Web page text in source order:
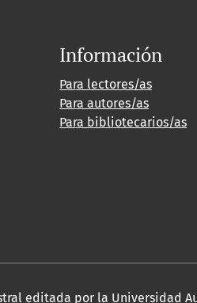
Información
Para lectores/as
Para autores/as
Para bibliotecarios/as
editada por la Universidad